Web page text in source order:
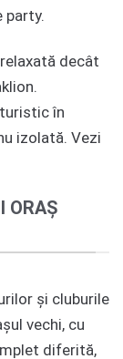
party.
decât
în
izolată. Vezi
ORAȘ
și cluburile
vechi, cu
diferită,